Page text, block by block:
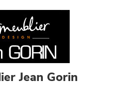
Jean Gorin